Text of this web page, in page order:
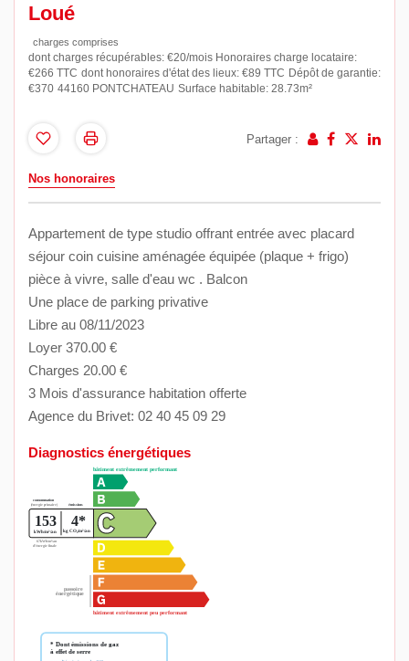
Loué
charges comprises
dont charges récupérables: €20/mois Honoraires charge locataire:
€266 TTC dont honoraires d'état des lieux: €89 TTC Dépôt de garantie:
€370 44160 PONTCHATEAU Surface habitable: 28.73m²
Partager :
Nos honoraires
Appartement de type studio offrant entrée avec placard
séjour coin cuisine aménagée équipée (plaque + frigo)
pièce à vivre, salle d'eau wc . Balcon
Une place de parking privative
Libre au 08/11/2023
Loyer 370.00 €
Charges 20.00 €
3 Mois d'assurance habitation offerte
Agence du Brivet: 02 40 45 09 29
Diagnostics énergétiques